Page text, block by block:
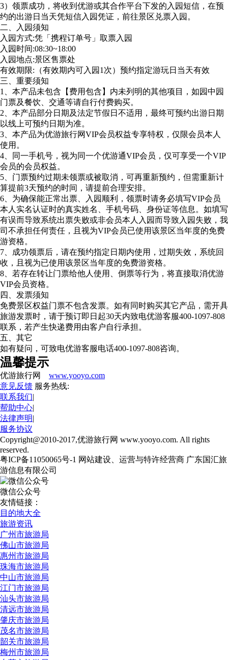
3）领票成功，将收到优游或其合作平台下发的入园短信，在预
约的出游日当天凭短信入园凭证，前往景区兑票入园。
二、入园须知
入园方式:凭「携程订单号」取票入园
入园时间:08:30~18:00
入园地点:景区售票处
有效期限:（有效期内可入园1次）预约指定游玩日当天有效
三、重要须知
1、本产品未包含【费用包含】内未列明的其他项目，如园中园
门票及餐饮、交通等请自行付费购买。
2、本产品部分日期及法定节假日不适用，最终可预约出游日期
以线上可预约日期为准。
3、本产品为优游旅行网VIP会员权益专享特权，仅限会员本人
使用。
4、同一手机号，视为同一个优游通VIP会员，仅可享受一个VIP
会员的会员权益。
5、门票预约过期未领票或被取消，可再重新预约，但需重新计
算提前3天预约的时间，请提前合理安排。
6、为确保能正常出票、入园顺利，领票时请务必填写VIP会员
本人实名认证时的真实姓名、手机号码、身份证等信息。如填写
有误而导致系统出票失败或非会员本人入园而导致入园失败，我
司不承担任何责任，且视为VIP会员已使用该景区当年度的免费
游资格。
7、成功领票后，请在预约指定日期内使用，过期失效，系统回
收，且视为已使用该景区当年度的免费游资格。
8、若存在转让门票给他人使用、倒票等行为，将直接取消优游
VIP会员资格。
四、发票须知
免费景区权益门票不包含发票。如有同时购买其它产品，需开具
旅游发票时，请于预订即日起30天内致电优游客服400-1097-808
联系，若产生快递费用由客户自行承担。
五、其它
如有疑问，可致电优游客服电话400-1097-808咨询。
温馨提示
优游旅行网 www.yooyo.com
意见反馈 服务热线:
联系我们|
帮助中心|
法律声明|
服务协议
Copyright@2010-2017,优游旅行网 www.yooyo.com. All rights
reserved.
粤ICP备11050065号-1 网站建设、运营与特许经营商 广东国汇旅
游信息有限公司
微信公众号
友情链接：
目的地大全
旅游资讯
广州市旅游局
佛山市旅游局
惠州市旅游局
珠海市旅游局
中山市旅游局
江门市旅游局
汕头市旅游局
清远市旅游局
肇庆市旅游局
茂名市旅游局
韶关市旅游局
梅州市旅游局